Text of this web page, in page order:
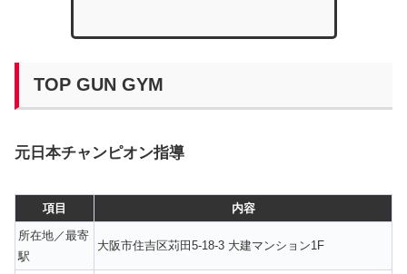
TOP GUN GYM
元日本チャンピオン指導
項目
内容
所在地／最寄
駅
大阪市住吉区苅田5-18-3 大建マンション1F